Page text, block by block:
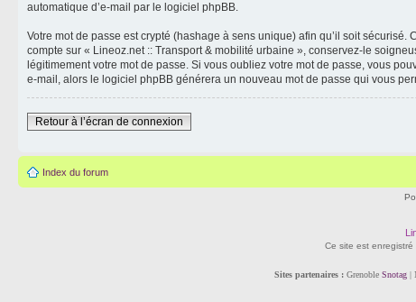
automatique d’e-mail par le logiciel phpBB.
Votre mot de passe est crypté (hashage à sens unique) afin qu’il soit
compte sur « Lineoz.net :: Transport & mobilité urbaine », conservez-le
légitimement votre mot de passe. Si vous oubliez votre mot de passe, vous
e-mail, alors le logiciel phpBB générera un nouveau mot de passe qui vous
Retour à l’écran de connexion
Index du forum
Ce site est
Sites partenaires :Grenoble Snotag|